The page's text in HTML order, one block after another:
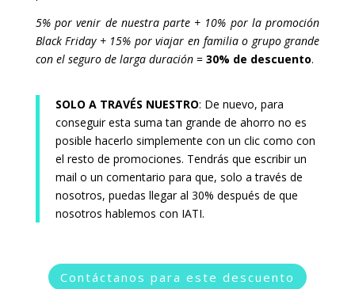
5% por venir de nuestra parte + 10% por la promoción
Black Friday + 15% por viajar en familia o grupo grande
con el seguro de larga duración= 30% de descuento.
SOLO A TRAVÉS NUESTRO: De nuevo, para
conseguir esta suma tan grande de ahorro no es
posible hacerlo simplemente con un clic como con
el resto de promociones. Tendrás que escribir un
mail o un comentario para que, solo a través de
nosotros, puedas llegar al 30% después de que
nosotros hablemos con IATI.
Contáctanos para este descuento